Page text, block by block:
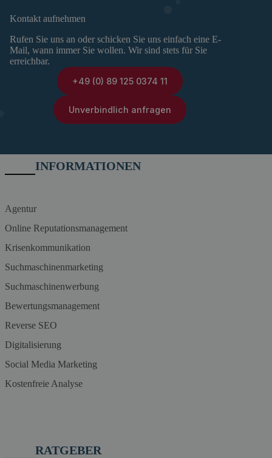
Kontakt aufnehmen
Rufen Sie uns an oder schicken Sie uns einfach eine E-
Mail, wann immer Sie wollen. Wir sind stets für Sie
erreichbar.
+49 (0) 89 125 0374 11
Unverbindlich anfragen
INFORMATIONEN
Agentur
Online Reputationsmanagement
Krisenkommunikation
Suchmaschinenmarketing
Suchmaschinenwerbung
Bewertungsmanagement
Reverse SEO
Digitalisierung
Social Media Marketing
Kostenfreie Analyse
RATGEBER